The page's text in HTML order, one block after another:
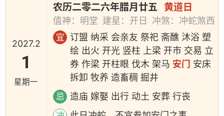
2027.2
1
星期一
农历二零二六年腊月廿五 黄道日
值神：明堂 建星：开日 冲煞：冲蛇煞西
宜
订盟 纳采 会亲友 祭祀 斋醮 沐浴 塑
绘 出火 开光 竖柱 上梁 开市 交易 立
券 作梁 开柱眼 伐木 架马 安门 安床
拆卸 牧养 造畜稠 掘井
忌 造庙 嫁娶 出行 动土 安葬 行丧